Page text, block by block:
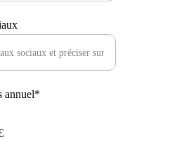
annuel*